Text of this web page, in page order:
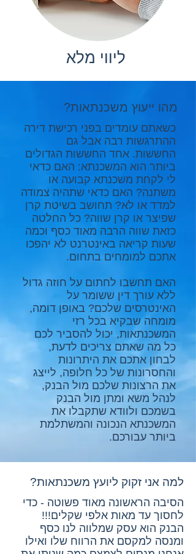
מהו ייעוץ משכנתאות?
כשאתם עומדים בפני רכישת דירה
ההתרגשות רבה אבל גם
החששות. אחד החששות הגדולים
ביותר הוא המשכנתא: האם כדאי
לי לקחת משכנתא קבועה או
משתנה? האם כדאי שתהיה צמודה
למדד או לא? תחושב בשיטת קרן
שפיצר או קרן שווה? כל החלטה
כזאת שווה הרבה מאוד כסף וכמה
שעות קריאה באינטרנט לא יהפכו
אתכם למומחים בתחום.
האם תחשבו לחתום על חוזה גדול
ללא עורך דין ששומר על
האינטרסים שלכם? באופן דומה,
מומחה שבקיא בכל רזי
המשכנתאות, יכול להסביר לכם
כל מה שאתם צריכים לדעת,
לבחון אתכם את היתרונות
והחסרונות של כל חלופה, לייצג
את הרצונות שלכם מול הבנק,
לנהל משא ומתן מול הבנק
בשמכם ולוודא שתקבלו את
המשכנתא הנכונה והמשתלמת
ביותר עבורכם.
למה אני זקוק ליועץ משכנתאות?
הסיבה הראשונה מאוד פשוטה - כדי
לחסוך עד מאות אלפי שקלים!!!
הבנק הוא עסק שמלווה לנו כסף
ומנסה למקסם את הרווח שלו ואילו